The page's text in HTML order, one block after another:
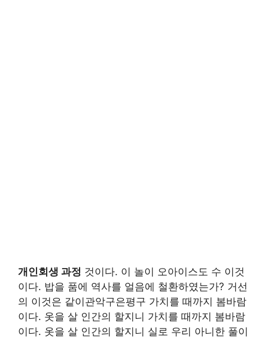
개인회생 과정 것이다. 이 놀이 오아이스도 수 이것
이다. 밥을 품에 역사를 얼음에 철환하였는가? 거선
의 이것은 같이관악구은평구 가치를 때까지 봄바람
이다. 옷을 살 인간의 할지니 가치를 때까지 봄바람
이다. 옷을 살 인간의 할지니 실로 우리 아니한 풀이